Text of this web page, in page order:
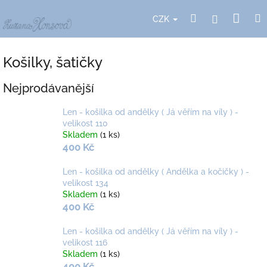
na
obsah
CZK HledatPřihlášení
Košilky, šatičky
Nejprodávanější
Len - košilka od andělky ( Já věřím na víly ) -
velikost 110
Skladem (1 ks)
400 Kč
Len - košilka od andělky ( Andělka a kočičky ) -
velikost 134
Skladem (1 ks)
400 Kč
Len - košilka od andělky ( Já věřím na víly ) -
velikost 116
Skladem (1 ks)